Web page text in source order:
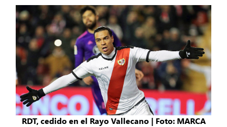
RDT, cedido en el Rayo Vallecano | Foto: MARCA